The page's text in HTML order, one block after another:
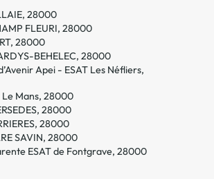
28000
FLEURI, 28000
28000
BEHELEC, 28000
Apei - ESAT Les Néfliers,
Le Mans, 28000
28000
28000
SAVIN, 28000
ESAT de Fontgrave, 28000